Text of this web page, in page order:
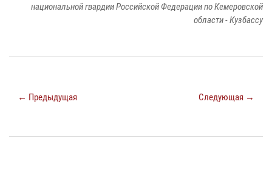
национальной гвардии Российской Федерации по Кемеровской
области - Кузбассу
← Предыдущая Следующая →